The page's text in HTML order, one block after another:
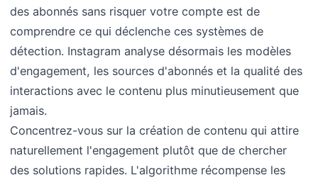
des abonnés sans risquer votre compte est de
comprendre ce qui déclenche ces systèmes de
détection. Instagram analyse désormais les modèles
d'engagement, les sources d'abonnés et la qualité des
interactions avec le contenu plus minutieusement que
jamais.
Concentrez-vous sur la création de contenu qui attire
naturellement l'engagement plutôt que de chercher
des solutions rapides. L'algorithme récompense les